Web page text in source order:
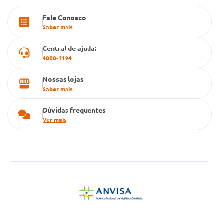
Cartão Grupo Conde
Fale Conosco
Saber mais
Central de ajuda:
4000-1194
Nossas lojas
Saber mais
Dúvidas frequentes
Ver mais